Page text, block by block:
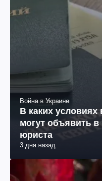
Война в Украине
В каких условиях
могут объявить
юриста
3 дня назад